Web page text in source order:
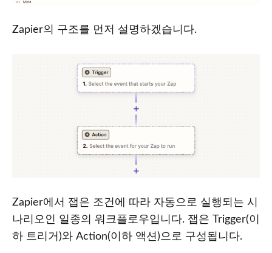
Zapier의 구조를 먼저 설명하겠습니다.
Zapier에서 잽은 조건에 따라 자동으로 실행되는 시
나리오인 일종의 워크플로우입니다. 잽은 Trigger(이
하 트리거)와 Action(이하 액션)으로 구성됩니다.